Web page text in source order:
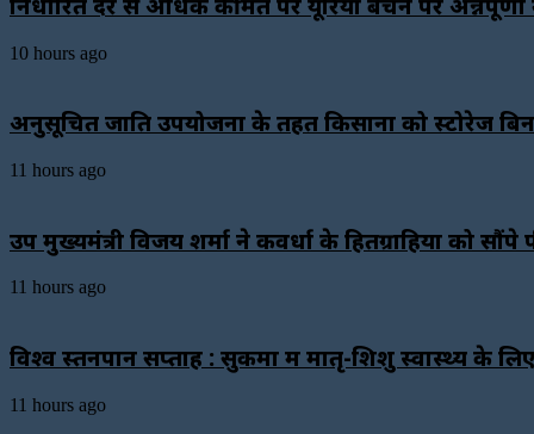
10 hours ago
अनुसूचित जाति उपयोजना के तहत किसानों को स्टोरेज
11 hours ago
उप मुख्यमंत्री विजय शर्मा ने कवर्धा के हितग्राहियों को
11 hours ago
विश्व स्तनपान सप्ताह : सुकमा में मातृ-शिशु स्वास्थ्य के
11 hours ago